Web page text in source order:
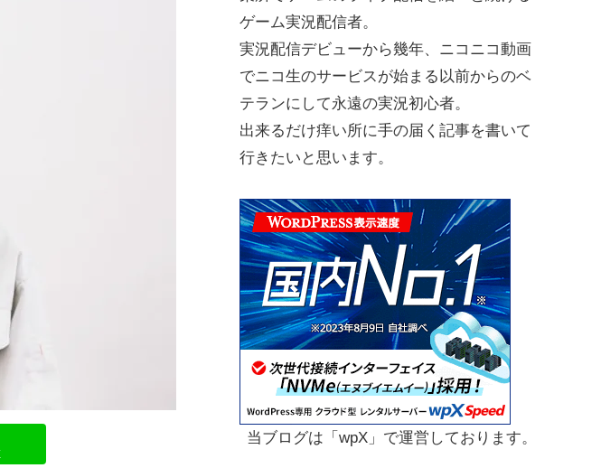
ゲーム実況配信者。
実況配信デビューから幾年、ニコニコ動画
でニコ生のサービスが始まる以前からのベ
テランにして永遠の実況初心者。
出来るだけ痒い所に手の届く記事を書いて
行きたいと思います。
当ブログは「wpX」で運営しております。